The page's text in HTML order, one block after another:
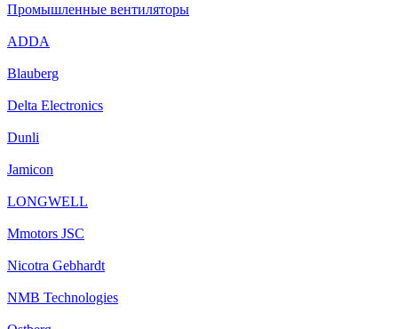
Промышленные вентиляторы
ADDA
Blauberg
Delta Electronics
Dunli
Jamicon
LONGWELL
Mmotors JSC
Nicotra Gebhardt
NMB Technologies